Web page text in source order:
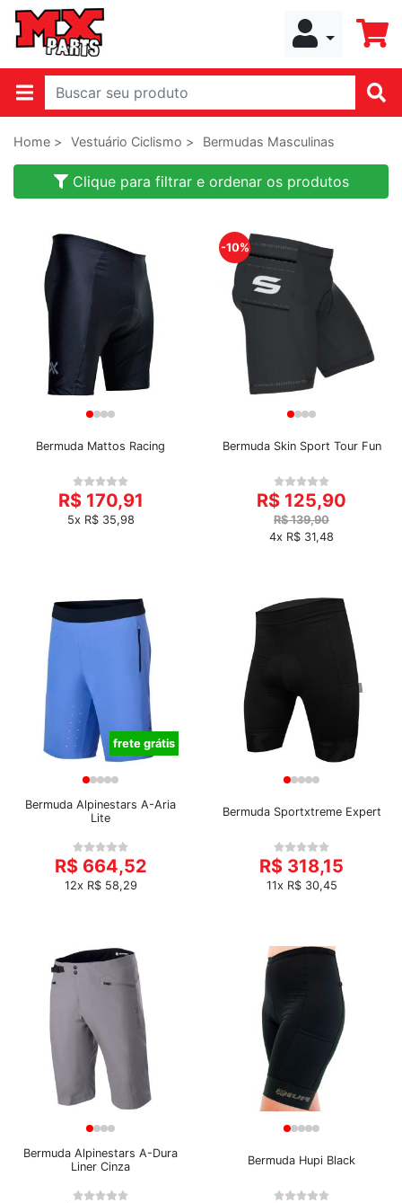
Home > Vestuário Ciclismo > Bermudas Masculinas
Clique para filtrar e ordenar os produtos
Bermuda Mattos Racing
R$ 170,91
5x R$ 35,98
-10%
Bermuda Skin Sport Tour Fun
R$ 125,90
R$ 139,90
4x R$ 31,48
frete grátis
Bermuda Alpinestars A-Aria
Lite
R$ 664,52
12x R$ 58,29
Bermuda Sportxtreme Expert
R$ 318,15
11x R$ 30,45
Bermuda Alpinestars A-Dura
Liner Cinza
Bermuda Hupi Black